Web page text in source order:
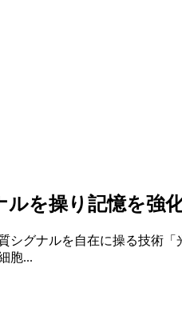
ルを操り記憶を強
グナルを自在に操る技術
胞...